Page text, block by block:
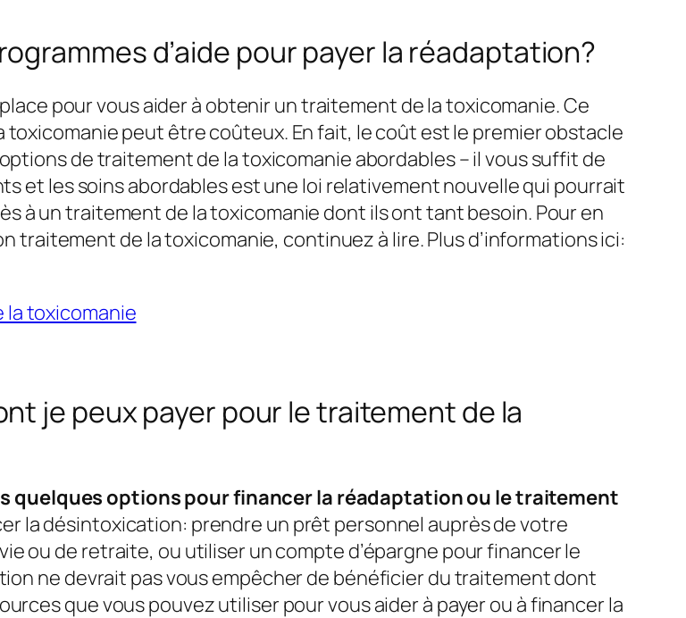
d’aide pour payer la réadaptation?
pour vous aider à obtenir un traitement de la toxicomanie. Ce
peut être coûteux. En fait, le coût est le premier obstacle
de traitement de la toxicomanie abordables – il vous suffit de
et les soins abordables est une loi relativement nouvelle qui pourrait
à un traitement de la toxicomanie dont ils ont tant besoin. Pour en
traitement de la toxicomanie, continuez à lire. Plus d’informations ici:
la toxicomanie
je peux payer pour le traitement de la
quelques options pour financer la réadaptation ou le traitement
la désintoxication: prendre un prêt personnel auprès de votre
ou de retraite, ou utiliser un compte d’épargne pour financer le
ne devrait pas vous empêcher de bénéficier du traitement dont
que vous pouvez utiliser pour vous aider à payer ou à financer la